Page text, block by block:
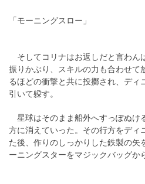
「モーニングスロー」
そしてコリナはお返しだと言わん
振りかぶり、スキルの力も合わせて
るほどの衝撃と共に投擲され、ディ
引いて躱す。
星球はそのまま船外へすっぽぬけ
方に消えていった。その行方をディ
た後、作りのしっかりした鉄製の矢
ーニングスターをマジックバッグか